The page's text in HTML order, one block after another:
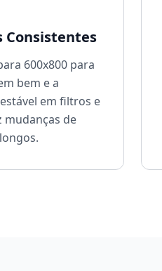
Consistentes
600x800 para
bem e a
em filtros e
mudanças de